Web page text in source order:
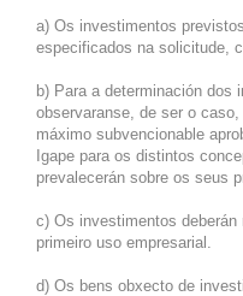
a) Os investimentos
especificados na solicitude,
b) Para a determinación dos
observaranse, de ser o
máximo subvencionable
Igape para os distintos
prevalecerán sobre os seus
c) Os investimentos
primeiro uso empresarial.
d) Os bens obxecto de